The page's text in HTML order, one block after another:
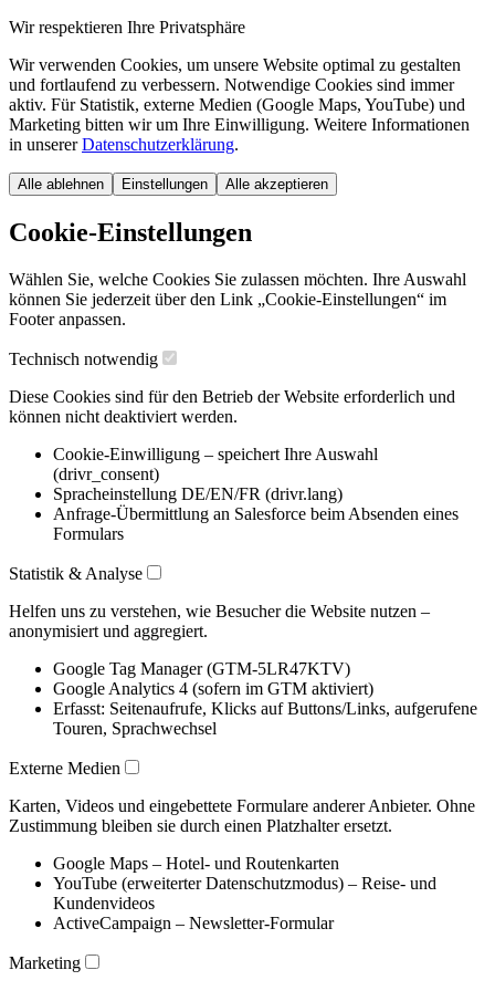
Wir respektieren Ihre Privatsphäre
Wir verwenden Cookies, um unsere Website optimal zu gestalten
und fortlaufend zu verbessern. Notwendige Cookies sind immer
aktiv. Für Statistik, externe Medien (Google Maps, YouTube) und
Marketing bitten wir um Ihre Einwilligung. Weitere Informationen
in unsererDatenschutzerklärung.
Alle ablehnen Einstellungen Alle akzeptieren
Cookie-Einstellungen
Wählen Sie, welche Cookies Sie zulassen möchten. Ihre Auswahl
können Sie jederzeit über den Link „Cookie-Einstellungen“ im
Footer anpassen.
Technisch notwendig
Diese Cookies sind für den Betrieb der Website erforderlich und
können nicht deaktiviert werden.
Cookie-Einwilligung – speichert Ihre Auswahl
(drivr_consent)
Spracheinstellung DE/EN/FR (drivr.lang)
Anfrage-Übermittlung an Salesforce beim Absenden eines
Formulars
Statistik & Analyse
Helfen uns zu verstehen, wie Besucher die Website nutzen –
anonymisiert und aggregiert.
Google Tag Manager (GTM-5LR47KTV)
Google Analytics 4 (sofern im GTM aktiviert)
Erfasst: Seitenaufrufe, Klicks auf Buttons/Links, aufgerufene
Touren, Sprachwechsel
Externe Medien
Karten, Videos und eingebettete Formulare anderer Anbieter. Ohne
Zustimmung bleiben sie durch einen Platzhalter ersetzt.
Google Maps – Hotel- und Routenkarten
YouTube (erweiterter Datenschutzmodus) – Reise- und
Kundenvideos
ActiveCampaign – Newsletter-Formular
Marketing